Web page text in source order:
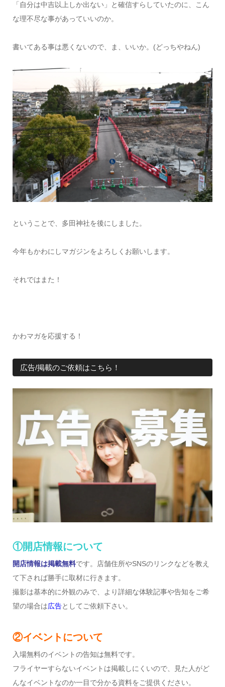
「自分は中吉以上しか出ない」と確信すらしていたのに、こん
な理不尽な事があっていいのか。
書いてある事は悪くないので、ま、いいか。(どっちやねん)
ということで、多田神社を後にしました。
今年もかわにしマガジンをよろしくお願いします。
それではまた！
かわマガを応援する！
広告/掲載のご依頼はこちら！
①開店情報について
開店情報は掲載無料です。店舗住所やSNSのリンクなどを教え
て下されば勝手に取材に行きます。
撮影は基本的に外観のみで、より詳細な体験記事や告知をご希
望の場合は広告としてご依頼下さい。
②イベントについて
入場無料のイベントの告知は無料です。
フライヤーすらないイベントは掲載しにくいので、見た人がど
んなイベントなのか一目で分かる資料をご提供ください。